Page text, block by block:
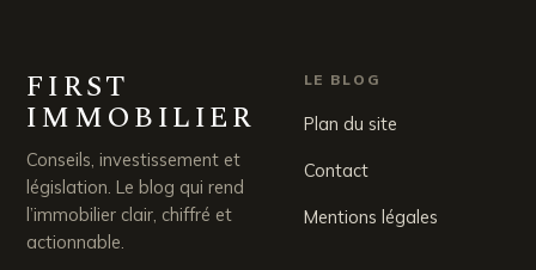
FIRST
IMMOBILIER
Conseils, investissement et
législation. Le blog qui rend
l’immobilier clair, chiffré et
actionnable.
LE BLOG
Plan du site
Contact
Mentions légales